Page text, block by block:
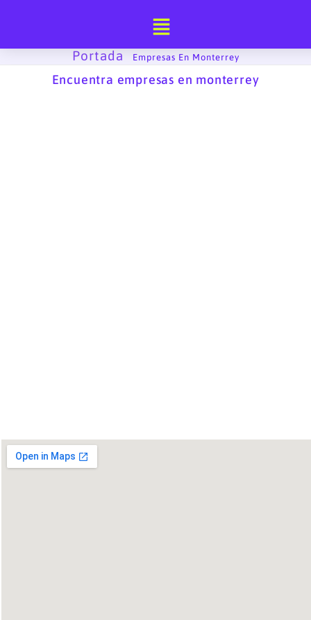
Portada
Empresas En Monterrey
Encuentra empresas en monterrey